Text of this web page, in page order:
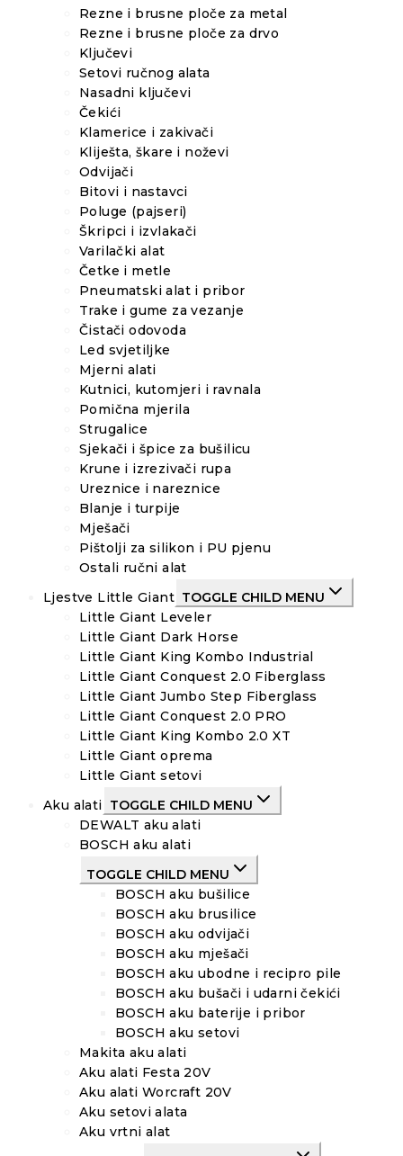
Rezne i brusne ploče za metal
Rezne i brusne ploče za drvo
Ključevi
Setovi ručnog alata
Nasadni ključevi
Čekići
Klamerice i zakivači
Kliješta, škare i noževi
Odvijači
Bitovi i nastavci
Poluge (pajseri)
Škripci i izvlakači
Varilački alat
Četke i metle
Pneumatski alat i pribor
Trake i gume za vezanje
Čistači odovoda
Led svjetiljke
Mjerni alati
Kutnici, kutomjeri i ravnala
Pomična mjerila
Strugalice
Sjekači i špice za bušilicu
Krune i izrezivači rupa
Ureznice i nareznice
Blanje i turpije
Mješači
Pištolji za silikon i PU pjenu
Ostali ručni alat
Ljestve Little Giant TOGGLE CHILD MENU
Little Giant Leveler
Little Giant Dark Horse
Little Giant King Kombo Industrial
Little Giant Conquest 2.0 Fiberglass
Little Giant Jumbo Step Fiberglass
Little Giant Conquest 2.0 PRO
Little Giant King Kombo 2.0 XT
Little Giant oprema
Little Giant setovi
Aku alati TOGGLE CHILD MENU
DEWALT aku alati
BOSCH aku alati
TOGGLE CHILD MENU
BOSCH aku bušilice
BOSCH aku brusilice
BOSCH aku odvijači
BOSCH aku mješači
BOSCH aku ubodne i recipro pile
BOSCH aku bušači i udarni čekići
BOSCH aku baterije i pribor
BOSCH aku setovi
Makita aku alati
Aku alati Festa 20V
Aku alati Worcraft 20V
Aku setovi alata
Aku vrtni alat